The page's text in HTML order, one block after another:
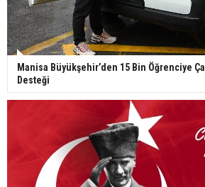
Manisa Büyükşehir’den 15 Bin Öğrenciye
Desteği